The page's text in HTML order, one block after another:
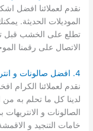
نقدم لعملائنا افضل
الموديلات الحديثة.
تطلع على الخشب قبل
الاتصال على رقمنا
4. افضل صالونات و انتريهات في الرحاب
نقدم لعملائنا الكرام
لدينا كل ما تحلم به من
الصالونات و
خامات التنجيد و